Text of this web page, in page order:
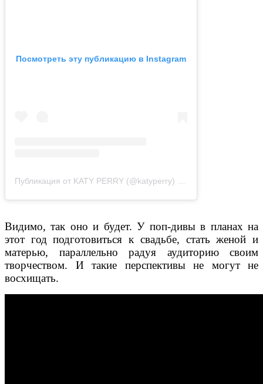
Посмотреть эту публикацию в Instagram
Публикация от KATY PERRY (@katyperry)
Видимо, так оно и будет. У поп-дивы в планах на
этот год подготовиться к свадьбе, стать женой и
матерью, параллельно радуя аудиторию своим
творчеством. И такие перспективы не могут не
восхищать.